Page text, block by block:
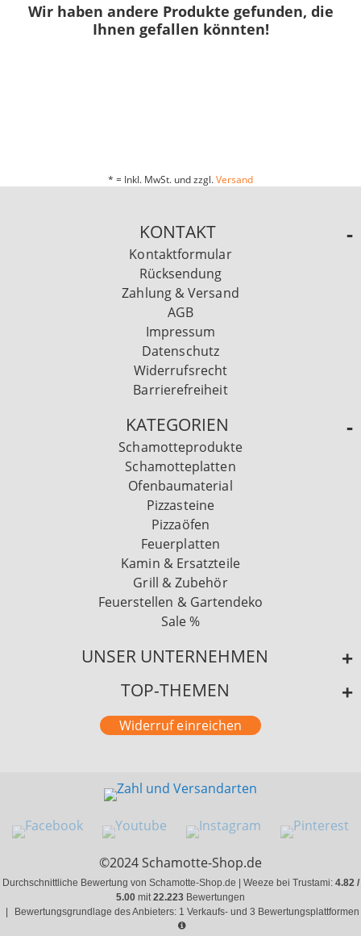
Wir haben andere Produkte gefunden, die
Ihnen gefallen könnten!
* = Inkl. MwSt. und zzgl.Versand
KONTAKT
Kontaktformular
Rücksendung
Zahlung & Versand
AGB
Impressum
Datenschutz
Widerrufsrecht
Barrierefreiheit
KATEGORIEN
Schamotteprodukte
Schamotteplatten
Ofenbaumaterial
Pizzasteine
Pizzaöfen
Feuerplatten
Kamin & Ersatzteile
Grill & Zubehör
Feuerstellen & Gartendeko
Sale %
UNSER UNTERNEHMEN
TOP-THEMEN
Widerruf einreichen
©2024 Schamotte-Shop.de
Durchschnittliche Bewertung von Schamotte-Shop.de | Weeze bei Trustami: 4.82 /
5.00 mit22.223 Bewertungen
Bewertungsgrundlage des Anbieters: 1 Verkaufs- und 3 Bewertungsplattformen